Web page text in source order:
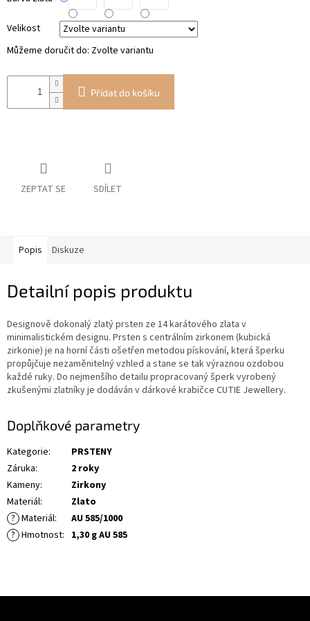
Velikost
Můžeme doručit do: Zvolte variantu
Přidat do košíku
ZEPTAT SE SDÍLET
Popis Diskuze
Detailní popis produktu
Designově dokonalý zlatý prsten ze 14 karátového zlata v
minimalistickém designu. Prsten s centrálním zirkonem (kubická
zirkonie) je na horní části ošetřen metodou pískování, která šperku
propůjčuje nezaměnitelný vzhled a stane se tak výraznou ozdobou
každé ruky. Do nejmenšího detailu propracovaný šperk vyrobený
zkušenými zlatníky je dodáván v dárkové krabičce CUTIE Jewellery.
Doplňkové parametry
Kategorie:
PRSTENY
Záruka:
2 roky
Kameny:
Zirkony
Materiál:
Zlato
? Materiál:
AU 585/1000
? Hmotnost: 1,30 g AU 585